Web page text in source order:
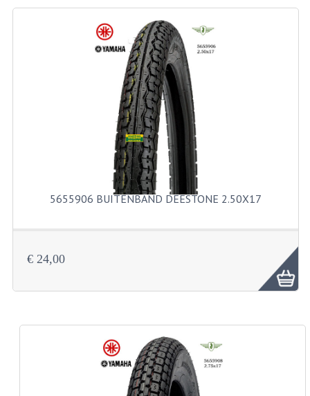
COCKPIT ONDERDELEN
HANDELS EN HANDVATTEN
MAGURA BLOKHANDELS
KABELS
SPIEGELS
STUREN
TELLER ONDERDELEN
TELLERS COMPLEET
VERLICHTING EN ELEKTRA
ACCU'S EN CLAXONS
ACHTERLICHTEN
KABELBOMEN
5655906 BUITENBAND DEESTONE 2.50X17
€ 24,00